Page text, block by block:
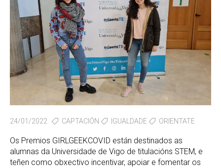
24/01/2022 CAPTACIÓN IGUALDADE ORIENTATE
Os Premios GIRLGEEKCOVID están destinados as
alumnas da Universidade de Vigo de titulacións STEM, e
teñen como obxectivo incentivar, apoiar e fomentar os